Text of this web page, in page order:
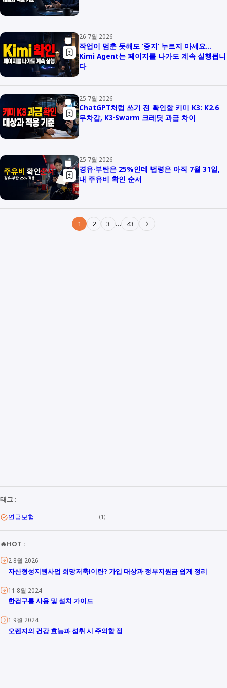
26 7월 2026
작업이 멈춘 듯해도 ‘중지’ 누르지 마세요…
Kimi Agent는 페이지를 나가도 계속 실행됩니
다
25 7월 2026
ChatGPT처럼 쓰기 전 확인할 키미 K3: K2.6
무차감, K3·Swarm 크레딧 과금 차이
25 7월 2026
경유·부탄은 25%인데 법령은 아직 7월 31일,
내 주유비 확인 순서
1 2 3 … 43
태그 :
연금보험
1
🔥HOT :
2 8월 2026
자산형성지원사업 희망저축Ⅰ이란? 가입 대상과 정부지원금 쉽게 정리
11 8월 2024
한컴구름 사용 및 설치 가이드
1 9월 2024
오렌지의 건강 효능과 섭취 시 주의할 점